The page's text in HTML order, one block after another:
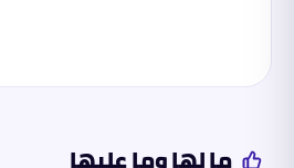
ما لها وما عليها